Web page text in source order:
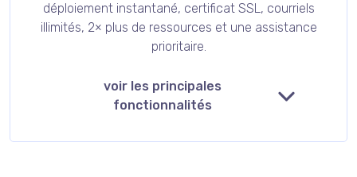
déploiement instantané, certificat SSL, courriels
illimités, 2× plus de ressources et une assistance
prioritaire.
voir les principales
fonctionnalités